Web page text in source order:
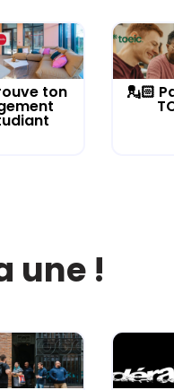
ton 💂🏻
une !